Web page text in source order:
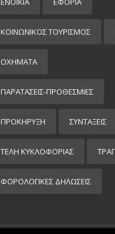
ΚΟΙΝΩΝΙΚΟΣ ΤΟΥΡΙΣΜΟΣ
ΟΧΗΜΑΤΑ
ΠΑΡΑΤΑΣΕΙΣ-ΠΡΟΘΕΣΜΙΕΣ
ΠΡΟΚΉΡΥΞΗ ΣΥΝΤΑΞΕΙΣ
ΤΕΛΗ ΚΥΚΛΟΦΟΡΙΑΣ
ΦΟΡΟΛΟΓΙΚΕΣ ΔΗΛΩΣΕΙΣ